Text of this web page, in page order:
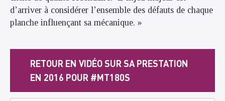
d’arriver à considérer l’ensemble des défauts de chaque
planche influençant sa mécanique. »
RETOUR EN VIDÉO SUR SA PRESTATION
EN 2016 POUR #MT180S
Remote